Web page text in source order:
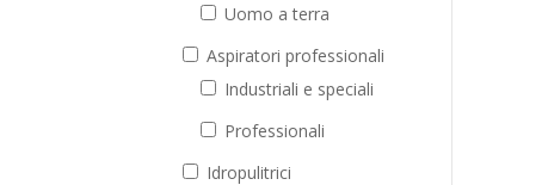
Uomo a terra
Aspiratori professionali
Industriali e speciali
Professionali
Idropulitrici